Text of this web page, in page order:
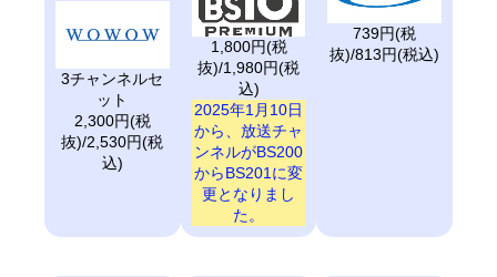
3チャンネルセ
ット
2,300円(税
抜)/2,530円(税
込)
1,800円(税
抜)/1,980円(税
込)
2025年1月10日
から、放送チャ
ンネルがBS200
からBS201に変
更となりまし
た。
739円(税
抜)/813円(税込)